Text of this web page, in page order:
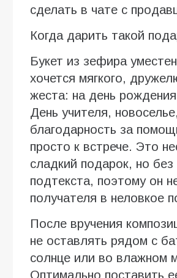
сделать в чате с
Когда дарить такой
Букет из зефира
хочется мягкого,
жеста: на день
День учителя,
благодарность за
просто к встрече. Это
сладкий подарок, но без
подтекста, поэтому он
получателя в неловкое
После вручения
не оставлять рядом с
солнце или во влажном
Оптимально поставить